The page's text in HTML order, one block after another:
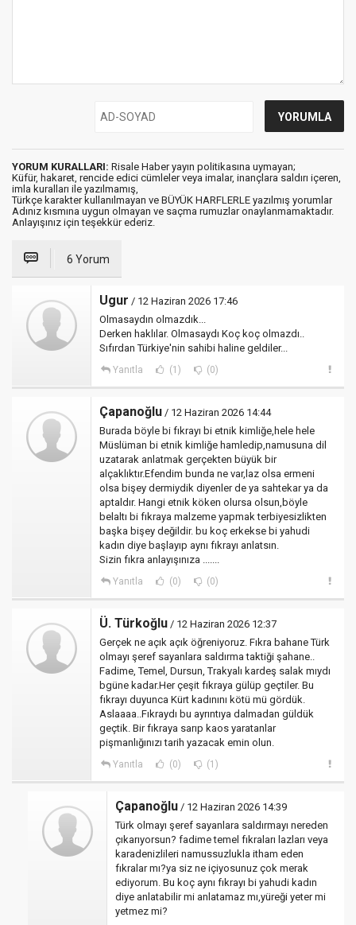
YORUM KURALLARI: Risale Haber yayın politikasına uymayan;
Küfür, hakaret, rencide edici cümleler veya imalar, inançlara saldırı içeren,
imla kuralları ile yazılmamış,
Türkçe karakter kullanılmayan ve BÜYÜK HARFLERLE yazılmış yorumlar
Adınız kısmına uygun olmayan ve saçma rumuzlar onaylanmamaktadır.
Anlayışınız için teşekkür ederiz.
6 Yorum
Ugur / 12 Haziran 2026 17:46
Olmasaydın olmazdık...
Derken haklılar. Olmasaydı Koç koç olmazdı..
Sıfırdan Türkiye'nin sahibi haline geldiler...
Yanıtla (1) (0)
Çapanoğlu / 12 Haziran 2026 14:44
Burada böyle bi fıkrayı bi etnik kimliğe,hele hele
Müslüman bi etnik kimliğe hamledip,namusuna dil
uzatarak anlatmak gerçekten büyük bir
alçaklıktır.Efendim bunda ne var,laz olsa ermeni
olsa bişey dermiydik diyenler de ya sahtekar ya da
aptaldır. Hangi etnik köken olursa olsun,böyle
belaltı bi fıkraya malzeme yapmak terbiyesizlikten
başka bişey değildir. bu koç erkekse bi yahudi
kadın diye başlayıp aynı fıkrayı anlatsın.
Sizin fıkra anlayışınıza .......
Yanıtla (0) (0)
Ü. Türkoğlu / 12 Haziran 2026 12:37
Gerçek ne açık açık öğreniyoruz. Fıkra bahane Türk
olmayı şeref sayanlara saldırma taktiği şahane..
Fadime, Temel, Dursun, Trakyalı kardeş salak mıydı
bgüne kadar.Her çeşit fıkraya gülüp geçtiler. Bu
fıkrayı duyunca Kürt kadınını kötü mü gördük.
Aslaaaa..Fıkraydı bu ayrıntıya dalmadan güldük
geçtik. Bir fıkraya sarıp kaos yaratanlar
pişmanlığınızı tarih yazacak emin olun.
Yanıtla (0) (1)
Çapanoğlu / 12 Haziran 2026 14:39
Türk olmayı şeref sayanlara saldırmayı nereden
çıkarıyorsun? fadime temel fıkraları lazları veya
karadenizlileri namussuzlukla itham eden
fıkralar mı?ya siz ne içiyosunuz çok merak
ediyorum. Bu koç aynı fıkrayı bi yahudi kadın
diye anlatabilir mi anlatamaz mı,yüreği yeter mi
yetmez mi?